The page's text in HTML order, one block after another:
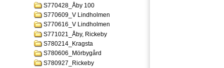
S770428_Åby 100
S770609_V Lindholmen
S770616_V Lindholmen
S771021_Åby, Rickeby
S780214_Kragsta
S780606_Mörbygård
S780927_Rickeby